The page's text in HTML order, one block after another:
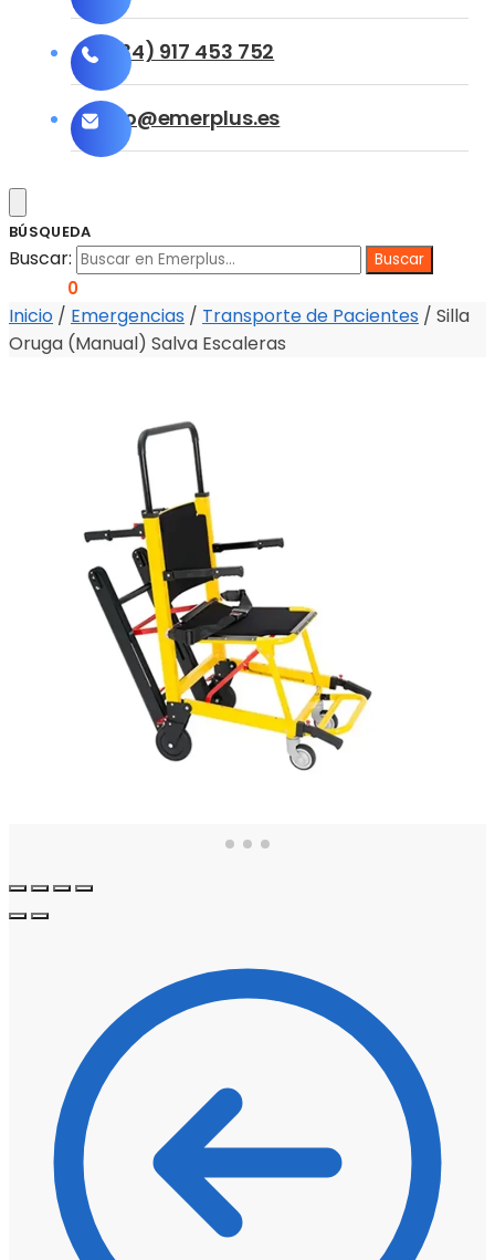
(+34) 917 453 752
info@emerplus.es
BÚSQUEDA
Buscar:
0
Inicio / Emergencias / Transporte de Pacientes / Silla
Oruga (Manual) Salva Escaleras